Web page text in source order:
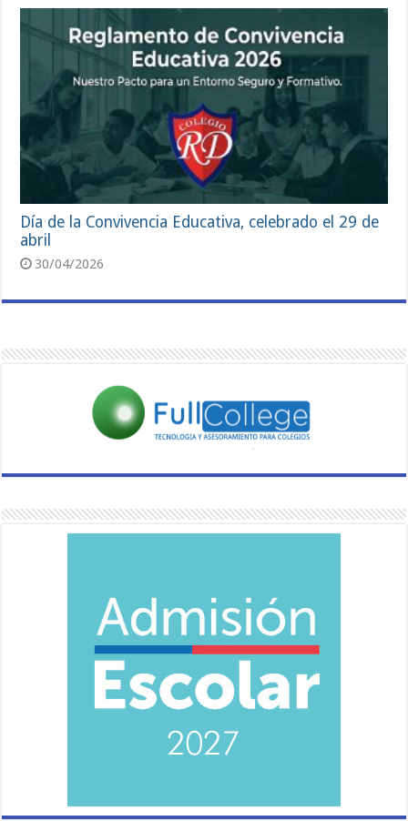
Día de la Convivencia Educativa, celebrado el 29 de
abril
30/04/2026